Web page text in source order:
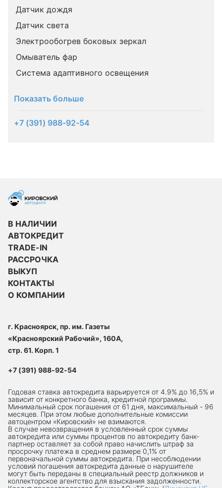
Датчик дождя
Датчик света
Электрообогрев боковых зеркал
Омыватель фар
Система адаптивного освещения
Показать больше
+7 (391) 988-92-54
В НАЛИЧИИ
АВТОКРЕДИТ
TRADE-IN
РАССРОЧКА
ВЫКУП
КОНТАКТЫ
О КОМПАНИИ
г. Красноярск, пр. им. Газеты
«Красноярский Рабочий», 160А,
стр. 61. Корп. 1
+7 (391) 988-92-54
Годовая ставка автокредита варьируется от 4.9% до 16,5% и
зависит от конкретного банка, кредитной программы.
Минимальный срок погашения от 61 дня, максимальный - 96
месяцев. При этом любые дополнительные комиссии
автоцентром «Кировский» не взимаются.
В случае невозвращения в условленный срок суммы
автокредита или суммы процентов по автокредиту банк-
партнер оставляет за собой право начислить штраф за
просрочку платежа в среднем размере 0,1% от
первоначальной суммы автокредита. При несоблюдении
условий погашения автокредита данные о нарушителе
могут быть переданы в специальный реестр должников и
коллекторское агентство для взыскания задолженности.